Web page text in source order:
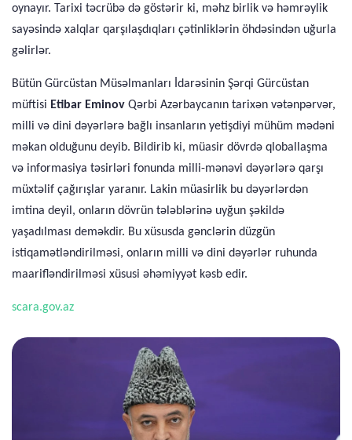
oynayır. Tarixi təcrübə də göstərir ki, məhz birlik və həmrəylik
sayəsində xalqlar qarşılaşdıqları çətinliklərin öhdəsindən uğurla
gəlirlər.
Bütün Gürcüstan Müsəlmanları İdarəsinin Şərqi Gürcüstan
müftisi Etibar Eminov Qərbi Azərbaycanın tarixən vətənpərvər,
milli və dini dəyərlərə bağlı insanların yetişdiyi mühüm mədəni
məkan olduğunu deyib. Bildirib ki, müasir dövrdə qloballaşma
və informasiya təsirləri fonunda milli-mənəvi dəyərlərə qarşı
müxtəlif çağırışlar yaranır. Lakin müasirlik bu dəyərlərdən
imtina deyil, onların dövrün tələblərinə uyğun şəkildə
yaşadılması deməkdir. Bu xüsusda gənclərin düzgün
istiqamətləndirilməsi, onların milli və dini dəyərlər ruhunda
maarifləndirilməsi xüsusi əhəmiyyət kəsb edir.
scara.gov.az